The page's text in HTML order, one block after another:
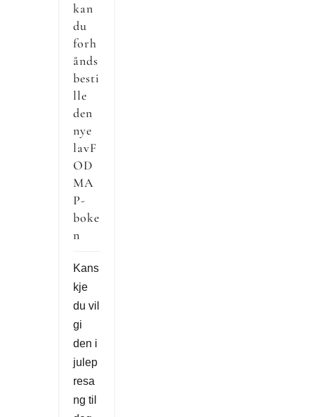
kan
du
forh
ånds
besti
lle
den
nye
lavF
OD
MA
P-
boke
n
Kans
kje
du vil
gi
den i
julep
resa
ng til